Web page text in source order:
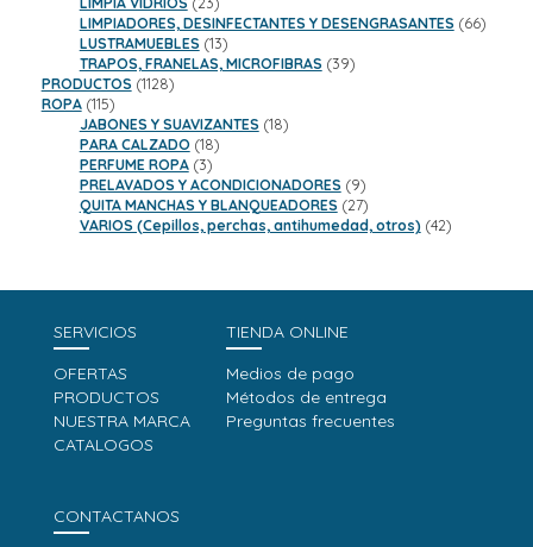
productos
LIMPIADORES, DESINFECTANTES Y DESENGRASANTES 6666
LUSTRAMUEBLES 1313
productos
TRAPOS, FRANELAS, MICROFIBRAS 3939
PRODUCTOS 11281128
ROPA 115115
productos
JABONES Y SUAVIZANTES 1818
PARA CALZADO 1818
PERFUME ROPA 33
productos
PRELAVADOS Y ACONDICIONADORES 99
productos
QUITA MANCHAS Y BLANQUEADORES 2727
productos
VARIOS (Cepillos, perchas, antihumedad, otros) 4242
SERVICIOS
OFERTAS
PRODUCTOS
NUESTRA MARCA
CATALOGOS
TIENDA ONLINE
Medios de pago
Métodos de entrega
Preguntas frecuentes
CONTACTANOS